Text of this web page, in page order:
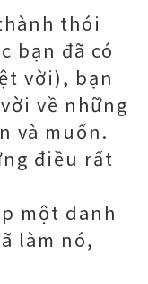
thói
bạn đã có
vời), bạn
về những
và muốn.
điều rất
một danh
làm nó,